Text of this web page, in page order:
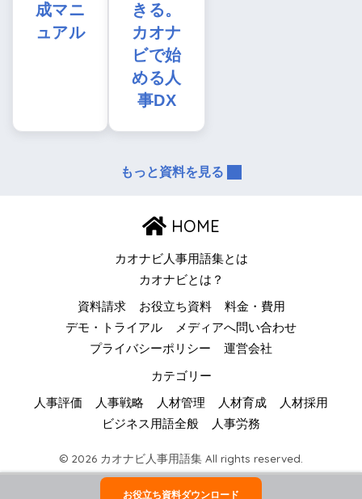
成マニ
ュアル
きる。
カオナ
ビで始
める人
事DX
もっと資料を見る
HOME
カオナビ人事用語集とは
カオナビとは？
資料請求 お役立ち資料
料金・費用
デモ・トライアル
メディアへ問い合わせ
プライバシーポリシー
運営会社
カテゴリー
人事評価 人事戦略 人材管理 人材育成
人材採用
ビジネス用語全般
人事労務
© 2026 カオナビ人事用語集 All rights reserved.
お役立ち資料ダウンロード